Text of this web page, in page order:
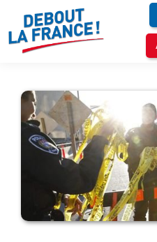
Panneau de gestion des cookies